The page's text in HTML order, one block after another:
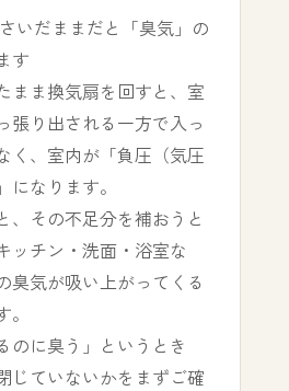
いだままだと「臭気」の
す
まま換気扇を回すと、室
張り出される一方で入っ
く、室内が「負圧（気圧
になります。
、その不足分を補おうと
ッチン・洗面・浴室な
臭気が吸い上がってくる
のに臭う」というとき
じていないかをまずご確